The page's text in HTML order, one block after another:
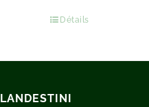
Détails
LANDESTINI